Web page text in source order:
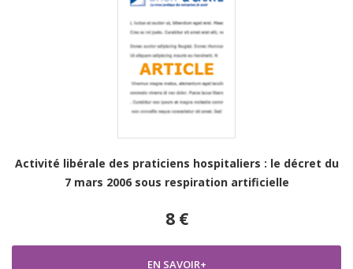
Activité libérale des praticiens hospitaliers : le décret du
7 mars 2006 sous respiration artificielle
8 €
EN SAVOIR+